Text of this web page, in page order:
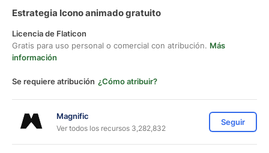
Estrategia Icono animado gratuito
Licencia de Flaticon
Gratis para uso personal o comercial con atribución. Más
información
Se requiere atribución ¿Cómo atribuir?
Magnific
Ver todos los recursos 3,282,832
Seguir